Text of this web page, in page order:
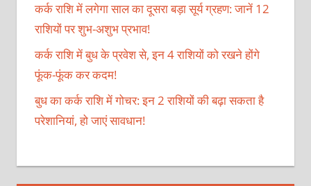
कर्क राशि में लगेगा साल का दूसरा बड़ा सूर्य ग्रहण: जानें 12
राशियों पर शुभ-अशुभ प्रभाव!
कर्क राशि में बुध के प्रवेश से, इन 4 राशियों को रखने होंगे
फूंक-फूंक कर कदम!
बुध का कर्क राशि में गोचर: इन 2 राशियों की बढ़ा सकता है
परेशानियां, हो जाएं सावधान!